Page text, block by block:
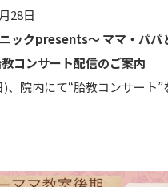
28日
ックpresents～ ママ・パパ
コンサート配信のご案内
)、院内にて“胎教コンサート”